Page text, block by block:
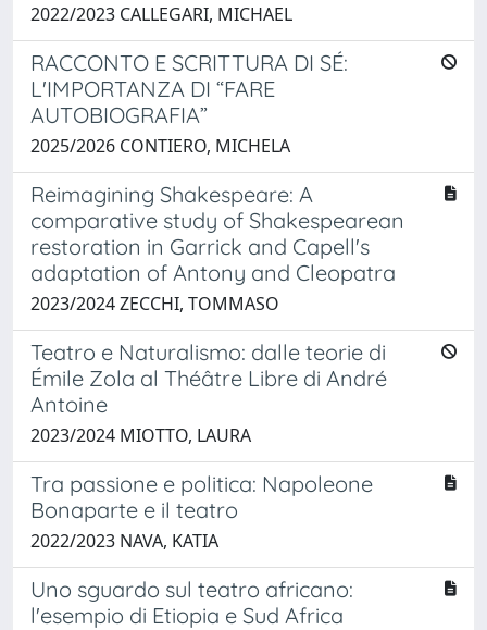
2022/2023 CALLEGARI, MICHAEL
RACCONTO E SCRITTURA DI SÉ:
L'IMPORTANZA DI “FARE
AUTOBIOGRAFIA”
2025/2026 CONTIERO, MICHELA
Reimagining Shakespeare: A
comparative study of Shakespearean
restoration in Garrick and Capell's
adaptation of Antony and Cleopatra
2023/2024 ZECCHI, TOMMASO
Teatro e Naturalismo: dalle teorie di
Émile Zola al Théâtre Libre di André
Antoine
2023/2024 MIOTTO, LAURA
Tra passione e politica: Napoleone
Bonaparte e il teatro
2022/2023 NAVA, KATIA
Uno sguardo sul teatro africano:
l'esempio di Etiopia e Sud Africa